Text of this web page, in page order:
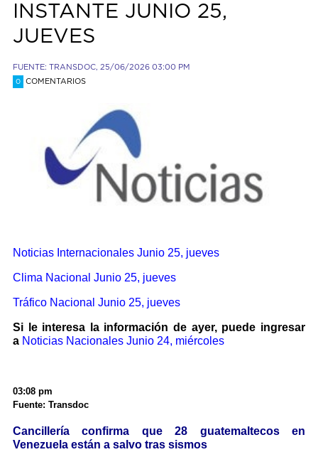
INSTANTE JUNIO 25,
JUEVES
FUENTE: TRANSDOC, 25/06/2026 03:00 PM
0 COMENTARIOS
Noticias Internacionales Junio 25, jueves
Clima Nacional Junio 25, jueves
Tráfico Nacional Junio 25, jueves
Si le interesa la información de ayer, puede ingresar
a Noticias Nacionales Junio 24, miércoles
03:08 pm
Fuente: Transdoc
Cancillería confirma que 28 guatemaltecos en
Venezuela están a salvo tras sismos